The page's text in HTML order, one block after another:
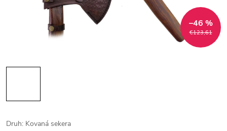
€123,61
–46 %
Druh: Kovaná sekera